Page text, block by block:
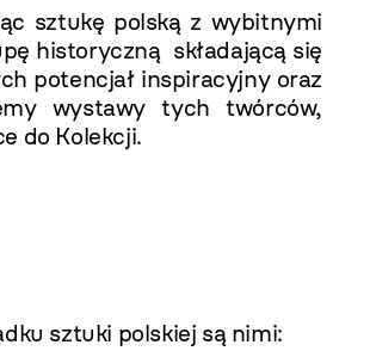
sztukę polską z wybitnymi
historyczną składającą się
potencjał inspiracyjny oraz
wystawy tych twórców,
do Kolekcji.
sztuki polskiej są nimi: